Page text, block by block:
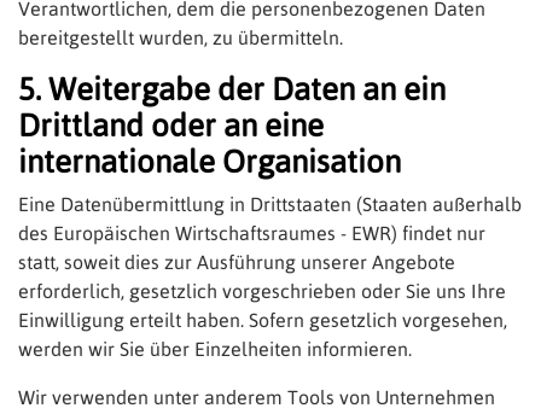
Verantwortlichen, dem die personenbezogenen Daten
bereitgestellt wurden, zu übermitteln.
5. Weitergabe der Daten an ein
Drittland oder an eine
internationale Organisation
Eine Datenübermittlung in Drittstaaten (Staaten außerhalb
des Europäischen Wirtschaftsraumes - EWR) findet nur
statt, soweit dies zur Ausführung unserer Angebote
erforderlich, gesetzlich vorgeschrieben oder Sie uns Ihre
Einwilligung erteilt haben. Sofern gesetzlich vorgesehen,
werden wir Sie über Einzelheiten informieren.
Wir verwenden unter anderem Tools von Unternehmen